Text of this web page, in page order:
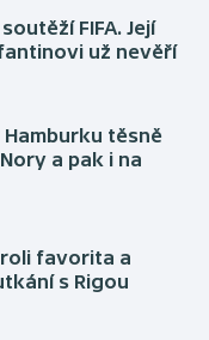
FIFA. Její
už nevěří
Hamburku těsně
a pak i na
roli favorita a
s Rigou